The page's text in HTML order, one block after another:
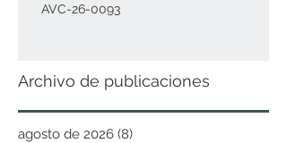
AVC-26-0093
Archivo de publicaciones
agosto de 2026 (8)